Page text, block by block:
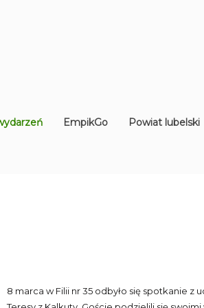
EmpikGo Powiat lubelski
8 marca w Filii nr 35 odbyło się spotkanie z